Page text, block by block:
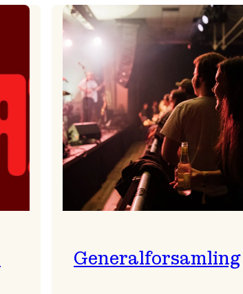
2026
–
Ingunn van Etten
Generalforsamling